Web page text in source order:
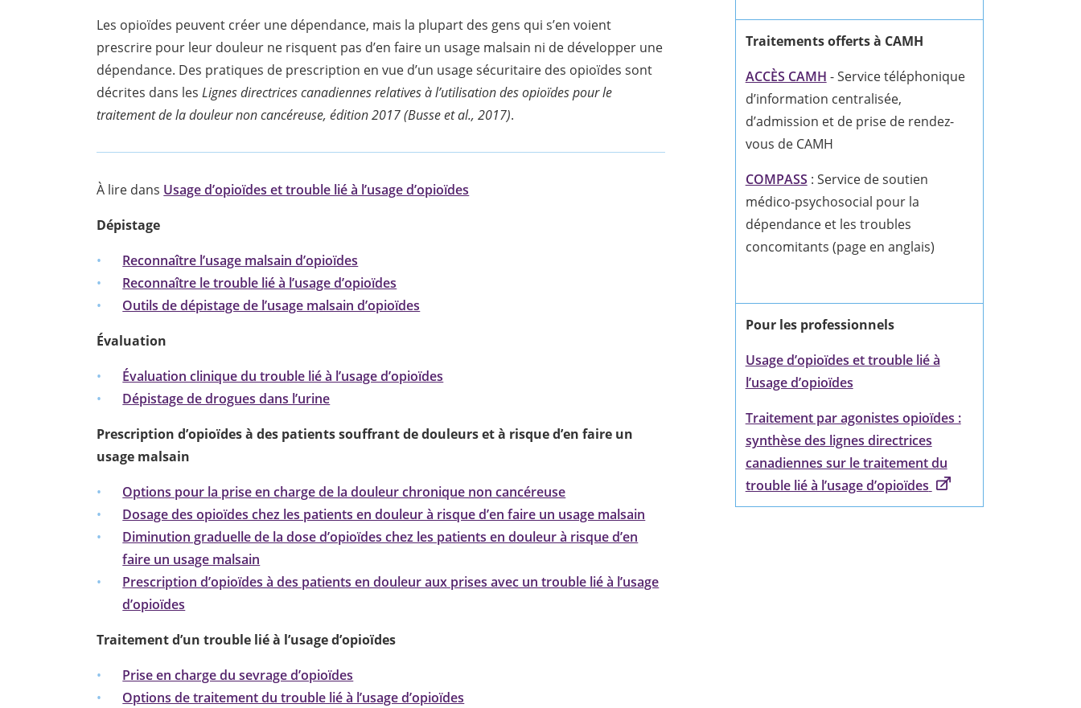
Les opioïdes peuvent créer une dépendance, mais la plupart des gens qui s’en voient
prescrire pour leur douleur ne risquent pas d’en faire un usage malsain ni de développer une
dépendance. Des pratiques de prescription en vue d’un usage sécuritaire des opioïdes sont
décrites dans lesLignes directrices canadiennes relatives à l’utilisation des opioïdes pour le
traitement de la douleur non cancéreuse, édition 2017 (Busse et al., 2017).
À lire dans Usage d’opioïdes et trouble lié à l’usage d’opioïdes
Dépistage
Reconnaître l’usage malsain d’opioïdes
Reconnaître le trouble lié à l’usage d’opioïdes
Outils de dépistage de l’usage malsain d’opioïdes
Évaluation
Évaluation clinique du trouble lié à l’usage d’opioïdes
Dépistage de drogues dans l’urine
Prescription d’opioïdes à des patients souffrant de douleurs et à risque d’en faire un
usage malsain
Options pour la prise en charge de la douleur chronique non cancéreuse
Dosage des opioïdes chez les patients en douleur à risque d’en faire un usage malsain
Diminution graduelle de la dose d’opioïdes chez les patients en douleur à risque d’en
faire un usage malsain
Prescription d’opioïdes à des patients en douleur aux prises avec un trouble lié à l’usage
d’opioïdes
Traitement d’un trouble lié à l’usage d’opioïdes
Prise en charge du sevrage d’opioïdes
Options de traitement du trouble lié à l’usage d’opioïdes
Traitements offerts à CAMH
ACCÈS CAMH - Service téléphonique
d’information centralisée,
d’admission et de prise de rendez-
vous de CAMH
COMPASS : Service de soutien
médico-psychosocial pour la
dépendance et les troubles
concomitants (page en anglais)
Pour les professionnels
Usage d’opioïdes et trouble lié à
l’usage d’opioïdes
Traitement par agonistes opioïdes :
synthèse des lignes directrices
canadiennes sur le traitement du
trouble lié à l’usage d’opioïdes